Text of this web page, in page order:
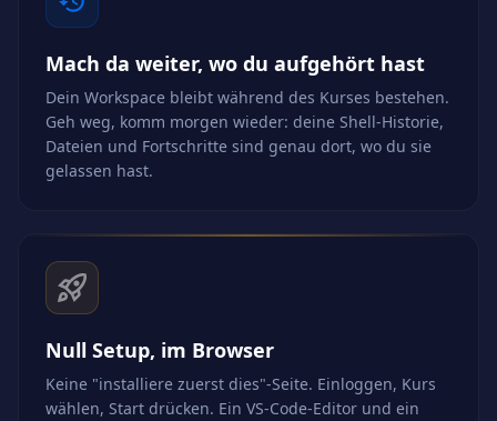
Mach da weiter, wo du aufgehört hast
Dein Workspace bleibt während des Kurses bestehen.
Geh weg, komm morgen wieder: deine Shell-Historie,
Dateien und Fortschritte sind genau dort, wo du sie
gelassen hast.
Null Setup, im Browser
Keine "installiere zuerst dies"-Seite. Einloggen, Kurs
wählen, Start drücken. Ein VS-Code-Editor und ein